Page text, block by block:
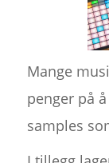
Mange
penger på
samples